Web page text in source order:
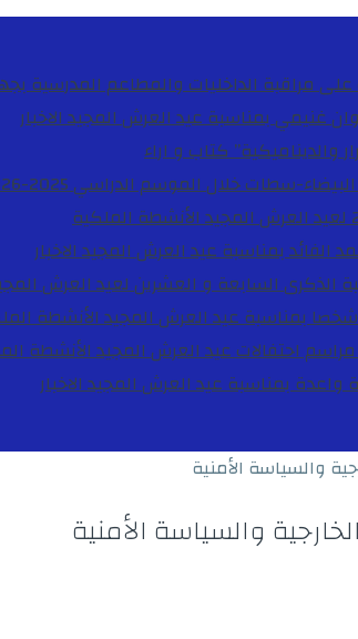
غنيمي بمناسبة عيد العرش المجيدالاخبار
والديناميكية”كتاب و اراء
الأنشطة الملكية
الفائد بمناسبة عيد العرش المجيدالاخبار
الذكرى السابعة و العشرين لعيد العرش
الأنشطة
احتفالات عيد العرش المجيدالأنشطة
واعدة بمناسبة عيد العرش المجيدالاخبار
والسياسة الأمنية
والسياسة الأمنية